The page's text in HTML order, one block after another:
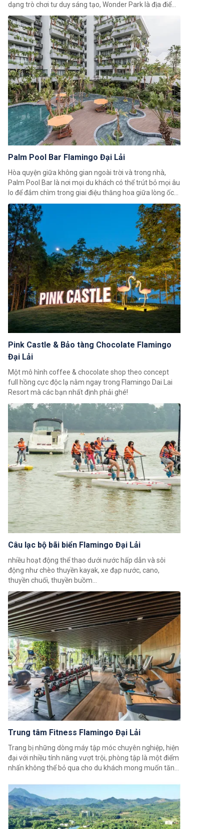
dạng trò chơi tư duy sáng tạo, Wonder Park là địa điểm
lý tưởng cho con trẻ thỏa sức chơi đùa giữa thiên nhiên.
Palm Pool Bar Flamingo Đại Lải
Hòa quyện giữa không gian ngoài trời và trong nhà,
Palm Pool Bar là nơi mọi du khách có thể trút bỏ mọi âu
lo để đắm chìm trong giai điệu thăng hoa giữa lòng ốc
đảo nhiệt đới.
Pink Castle & Bảo tàng Chocolate Flamingo
Đại Lải
Một mô hình coffee & chocolate shop theo concept
full hồng cực độc lạ nằm ngay trong Flamingo Dai Lai
Resort mà các bạn nhất định phải ghé!
Câu lạc bộ bãi biển Flamingo Đại Lải
nhiều hoạt động thể thao dưới nước hấp dẫn và sôi
động như chèo thuyền kayak, xe đạp nước, cano,
thuyền chuối, thuyền buồm...
Trung tâm Fitness Flamingo Đại Lải
Trang bị những dòng máy tập móc chuyên nghiệp, hiện
đại với nhiều tính năng vượt trội, phòng tập là một điểm
nhấn không thể bỏ qua cho du khách mong muốn tăng